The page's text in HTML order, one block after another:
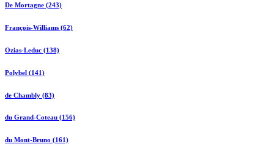
De Mortagne (243)
François-Williams (62)
Ozias-Leduc (138)
Polybel (141)
de Chambly (83)
du Grand-Coteau (156)
du Mont-Bruno (161)